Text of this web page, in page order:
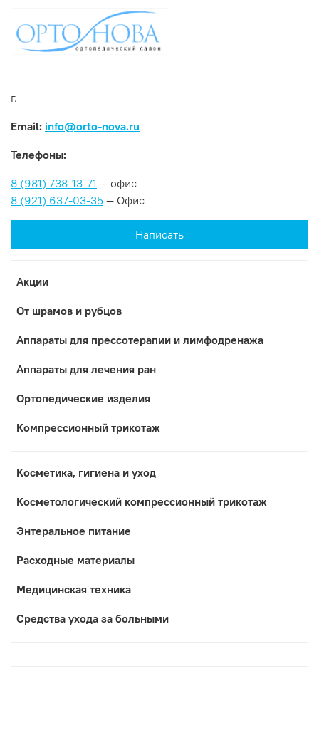
Акции
От шрамов и рубцов
Аппараты для прессотерапии и лимфодренажа
Аппараты для лечения ран
Ортопедические изделия
Компрессионный трикотаж
Косметика, гигиена и уход
Коcметологический компрессионный трикотаж
Энтеральное питание
Расходные материалы
Медицинская техника
Средства ухода за больными
г.
Email: info@orto-nova.ru
Телефоны:
8 (981) 738-13-71 — офис
8 (921) 637-03-35 — Офис
Написать